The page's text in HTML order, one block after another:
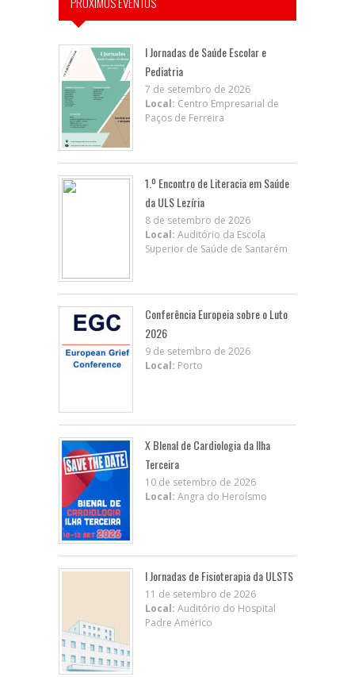
I Jornadas de Saúde Escolar e
Pediatria
7 de setembro de 2026
Local: Centro Empresarial de
Paços de Ferreira
1.º Encontro de Literacia em Saúde
da ULS Lezíria
8 de setembro de 2026
Local: Auditório da Escola
Superior de Saúde de Santarém
Conferência Europeia sobre o Luto
2026
9 de setembro de 2026
Local: Porto
X BIenal de Cardiologia da Ilha
Terceira
10 de setembro de 2026
Local: Angra do Heroísmo
I Jornadas de Fisioterapia da ULSTS
11 de setembro de 2026
Local: Auditório do Hospital
Padre Américo